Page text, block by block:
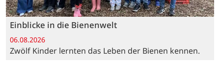
Einblicke in die Bienenwelt
06.08.2026
Zwölf Kinder lernten das Leben der Bienen kennen.